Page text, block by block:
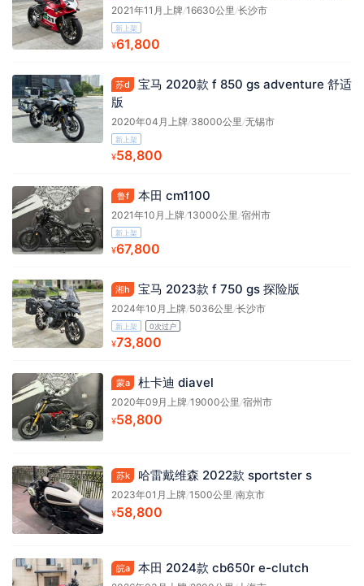
2021年11月上牌/16630公里/长沙市
新上架
¥61,800
苏d
宝马 2020款 f 850 gs adventure 舒适
版
2020年04月上牌/38000公里/无锡市
新上架
¥58,800
鲁f 本田 cm1100
2021年10月上牌/13000公里/宿州市
新上架
¥67,800
湘h 宝马 2023款 f 750 gs 探险版
2024年10月上牌/5036公里/长沙市
新上架 0次过户
¥73,800
蒙a 杜卡迪 diavel
2020年09月上牌/19000公里/宿州市
¥58,800
苏k 哈雷戴维森 2022款 sportster s
2023年01月上牌/1500公里/南京市
¥58,800
皖a 本田 2024款 cb650r e-clutch